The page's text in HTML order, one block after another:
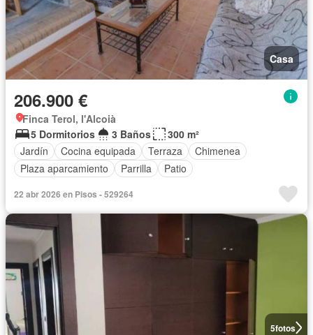
Casa
206.900 €
Finca Terol, l'Alcoià
5 Dormitorios
3 Baños
300 m²
Jardín
Cocina equipada Terraza
Chimenea
Plaza aparcamiento
Parrilla Patio
22 abr 2026 en Pisos - 529264
5fotos